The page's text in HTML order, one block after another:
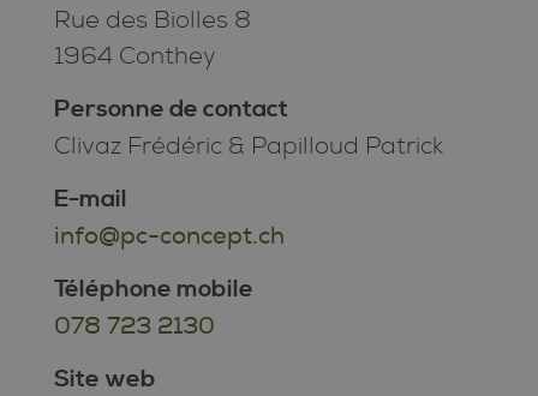
Rue des Biolles 8
1964 Conthey
Personne de contact
Clivaz Frédéric & Papilloud Patrick
E-mail
info@pc-concept.ch
Téléphone mobile
078 723 2130
Site web